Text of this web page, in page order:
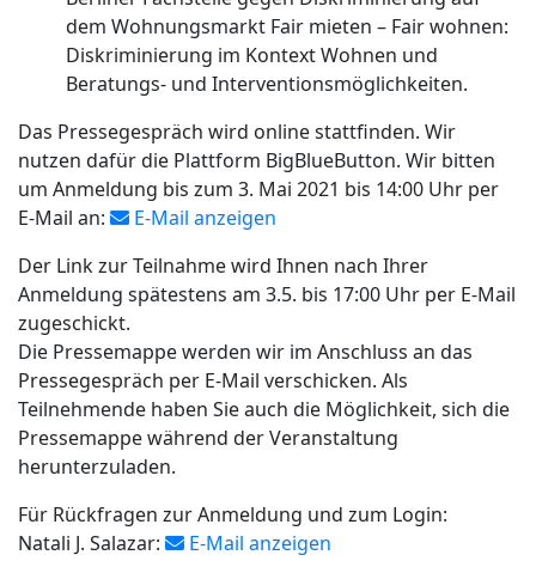
dem Wohnungsmarkt Fair mieten – Fair wohnen:
Diskriminierung im Kontext Wohnen und
Beratungs- und Interventionsmöglichkeiten.
Das Pressegespräch wird online stattfinden. Wir
nutzen dafür die Plattform BigBlueButton. Wir bitten
um Anmeldung bis zum 3. Mai 2021 bis 14:00 Uhr per
E-Mail an:
E-Mail anzeigen
Der Link zur Teilnahme wird Ihnen nach Ihrer
Anmeldung spätestens am 3.5. bis 17:00 Uhr per E-Mail
zugeschickt.
Die Pressemappe werden wir im Anschluss an das
Pressegespräch per E-Mail verschicken. Als
Teilnehmende haben Sie auch die Möglichkeit, sich die
Pressemappe während der Veranstaltung
herunterzuladen.
Für Rückfragen zur Anmeldung und zum Login:
Natali J. Salazar:
E-Mail anzeigen